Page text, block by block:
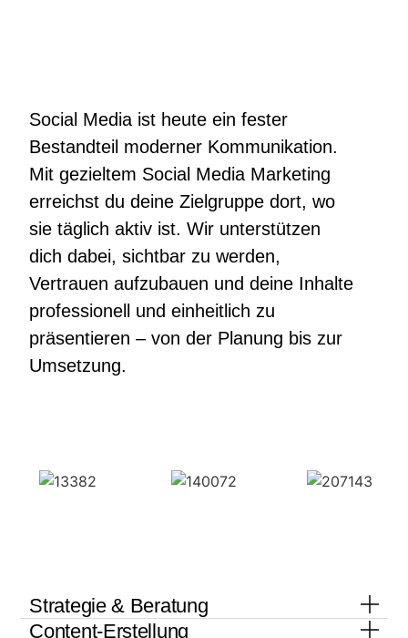
Social Media ist heute ein fester
Bestandteil moderner Kommunikation.
Mit gezieltem Social Media Marketing
erreichst du deine Zielgruppe dort, wo
sie täglich aktiv ist. Wir unterstützen
dich dabei, sichtbar zu werden,
Vertrauen aufzubauen und deine Inhalte
professionell und einheitlich zu
präsentieren – von der Planung bis zur
Umsetzung.
Strategie & Beratung
Content-Erstellung